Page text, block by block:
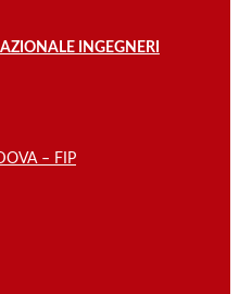
INGEGNERI
– FIP